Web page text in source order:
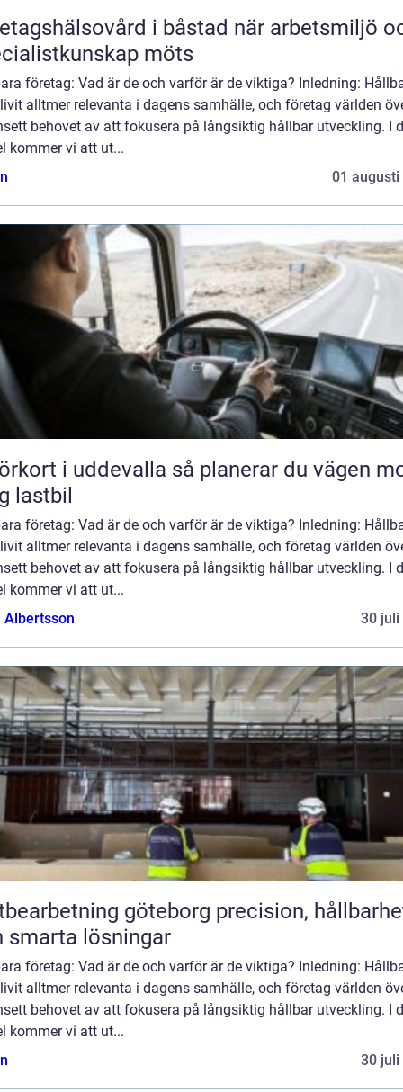
i båstad när arbetsmiljö och
möts
företag: Vad är de och varför är de viktiga? Inledning:
alltmer relevanta i dagens samhälle, och företag världen
behovet av att fokusera på långsiktig hållbar utveckling. I
kommer vi att ut...
01 augusti
i uddevalla så planerar du vägen mot
lastbil
företag: Vad är de och varför är de viktiga? Inledning:
alltmer relevanta i dagens samhälle, och företag världen
behovet av att fokusera på långsiktig hållbar utveckling. I
kommer vi att ut...
Albertsson
30 juli
göteborg precision, hållbarhet
smarta lösningar
företag: Vad är de och varför är de viktiga? Inledning:
alltmer relevanta i dagens samhälle, och företag världen
behovet av att fokusera på långsiktig hållbar utveckling. I
kommer vi att ut...
30 juli